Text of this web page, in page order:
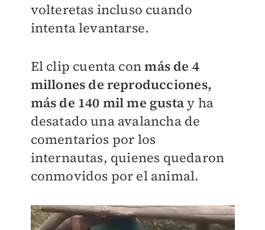
volteretas incluso cuando
intenta levantarse.
El clip cuenta conmás de 4
millones de reproducciones,
más de 140 mil me gustay ha
desatado una avalancha de
comentarios por los
internautas, quienes quedaron
conmovidos por el animal.